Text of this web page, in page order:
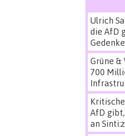
Ulrich
die AfD
Grüne &
700
AfD
an